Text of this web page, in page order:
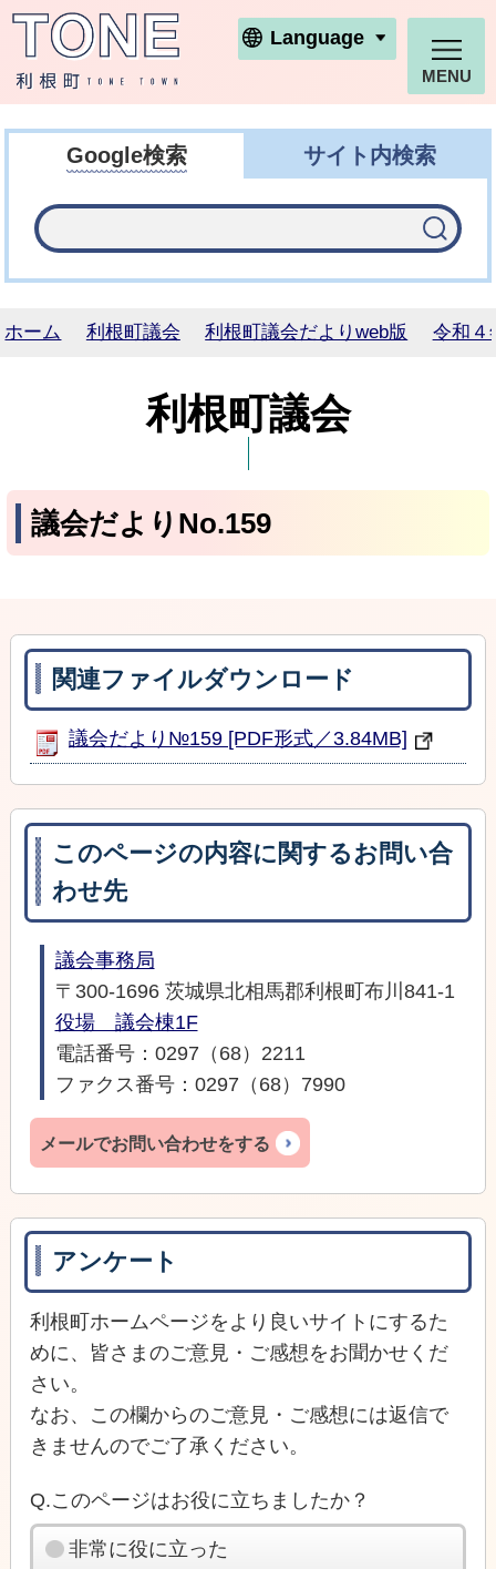
利根町ホームページ
Language
MENU
Google検索 サイト内検索
ホーム 利根町議会 利根町議会だよりweb版 令和４
利根町議会
議会だよりNo.159
関連ファイルダウンロード
議会だより№159 [PDF形式／3.84MB]
このページの内容に関するお問い合
わせ先
議会事務局
〒300-1696 茨城県北相馬郡利根町布川841-1
役場 議会棟1F
電話番号：0297（68）2211
ファクス番号：0297（68）7990
メールでお問い合わせをする
アンケート
利根町ホームページをより良いサイトにするた
めに、皆さまのご意見・ご感想をお聞かせくだ
さい。
なお、この欄からのご意見・ご感想には返信で
きませんのでご了承ください。
Q.このページはお役に立ちましたか？
非常に役に立った